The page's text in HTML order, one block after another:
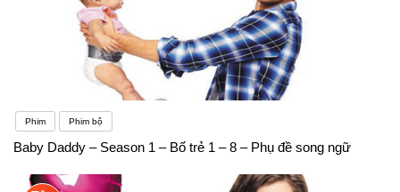
Phim Phim bộ
Baby Daddy – Season 1 – Bố trẻ 1 – 8 – Phụ đề song ngữ